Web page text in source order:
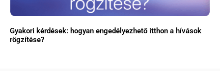
Gyakori kérdések: hogyan engedélyezhető itthon a hívások
rögzítése?